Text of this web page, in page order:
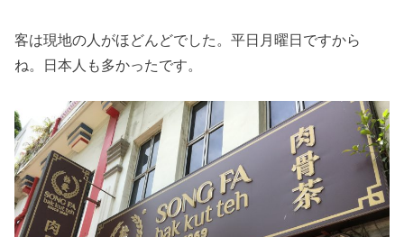
客は現地の人がほどんどでした。平日月曜日ですから
ね。日本人も多かったです。